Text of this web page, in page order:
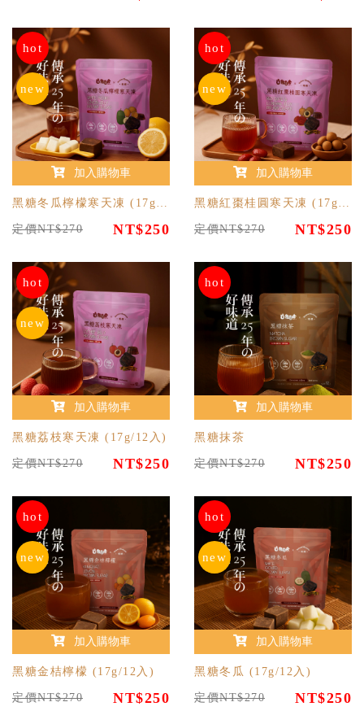
hot
new
加入購物車
定價NT$270 NT$250
hot
new
加入購物車
定價NT$270 NT$250
hot
new
加入購物車
黑糖荔枝寒天凍 (17g/12入)
定價NT$270 NT$250
hot
加入購物車
黑糖抹茶
定價NT$270 NT$250
hot
new
加入購物車
黑糖金桔檸檬 (17g/12入)
定價NT$270 NT$250
hot
new
加入購物車
黑糖冬瓜 (17g/12入)
定價NT$270 NT$250